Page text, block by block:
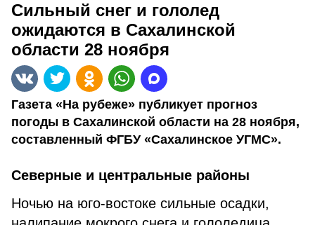
Сильный снег и гололед
ожидаются в Сахалинской
области 28 ноября
Газета «На рубеже» публикует прогноз
погоды в Сахалинской области на 28 ноября,
составленный ФГБУ «Сахалинское УГМС».
Северные и центральные районы
Ночью на юго-востоке сильные осадки,